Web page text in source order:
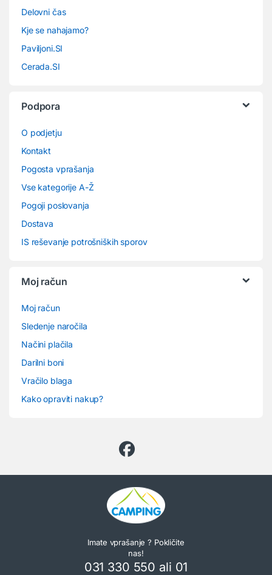
Delovni čas
Kje se nahajamo?
Paviljoni.SI
Cerada.SI
Podpora
O podjetju
Kontakt
Pogosta vprašanja
Vse kategorije A-Ž
Pogoji poslovanja
Dostava
IS reševanje potrošniških sporov
Moj račun
Moj račun
Sledenje naročila
Načini plačila
Darilni boni
Vračilo blaga
Kako opraviti nakup?
Imate vprašanje ? Pokličite
nas!
031 330 550 ali 01